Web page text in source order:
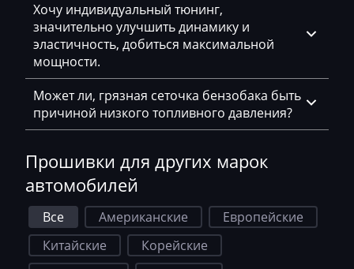
Dodge
Dongfeng
Doosan
Doppstadt
Dynapac
EcoLog
Eggersmann
Exeed
Extreme moto
Хочу индивидуальный тюнинг,
значительно улучшить динамику и
эластичность, добиться максимальной
мощности.
Может ли, грязная сеточка бензобака быть
причиной низкого топливного давления?
Прошивки для других марок
автомобилей
Все Американские
Европейские
Китайские
Корейские